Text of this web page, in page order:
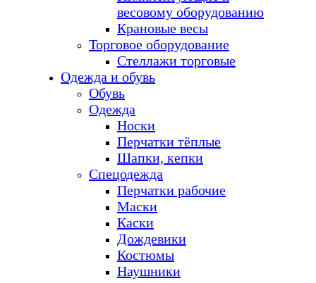
весовому оборудованию
Крановые весы
Торговое оборудование
Стеллажи торговые
Одежда и обувь
Обувь
Одежда
Носки
Перчатки тёплые
Шапки, кепки
Спецодежда
Перчатки рабочие
Маски
Каски
Дождевики
Костюмы
Наушники